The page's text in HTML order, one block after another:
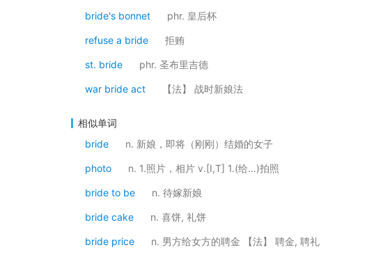
bride's bonnet phr. 皇后杯
refuse a bride 拒贿
st. bride phr. 圣布里吉德
war bride act 【法】 战时新娘法
相似单词
bride
n. 新娘，即将（刚刚）结婚的女子
photo n. 1.照片，相片 v.[I,T] 1.(给…)拍照
bride to be n. 待嫁新娘
bride cake n. 喜饼, 礼饼
bride price n. 男方给女方的聘金 【法】 聘金, 聘礼